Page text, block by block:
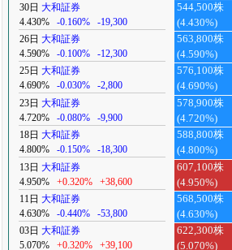
30日 大和証券
4.430%
-0.160% -19,300
544,500株
(4.430%)
26日 大和証券
4.590%
-0.100% -12,300
563,800株
(4.590%)
25日 大和証券
4.690%
-0.030% -2,800
576,100株
(4.690%)
23日 大和証券
4.720%
-0.080% -9,900
578,900株
(4.720%)
18日 大和証券
4.800%
-0.150% -18,300
588,800株
(4.800%)
13日 大和証券
4.950%
+0.320% +38,600
607,100株
(4.950%)
11日 大和証券
4.630%
-0.440% -53,800
568,500株
(4.630%)
03日 大和証券
5.070%
+0.320% +39,100
622,300株
(5.070%)